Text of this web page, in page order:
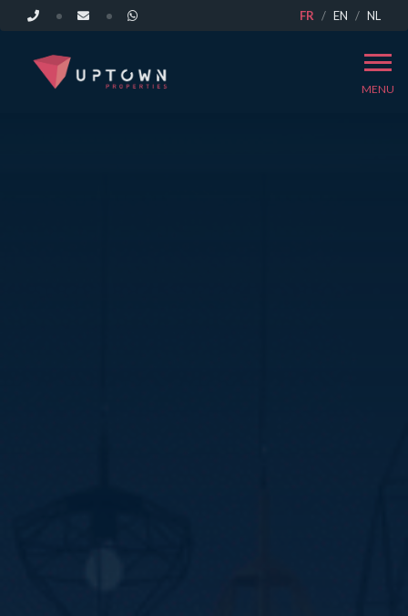
FR EN NL
MENU